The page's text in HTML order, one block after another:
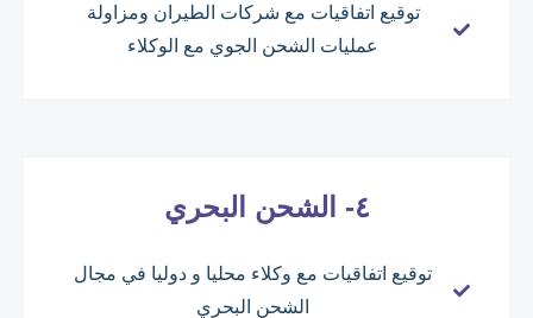
توقيع اتفاقيات مع شركات الطيران ومزاولة
عمليات الشحن الجوي مع الوكلاء
توقيع اتفاقيات مع وكلاء محليا و دوليا في مجال
الشحن البحري